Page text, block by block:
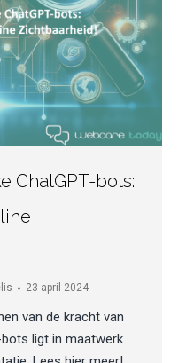
ChatGPT-bots:
23 april 2024
van de kracht van
bots ligt in maatwerk